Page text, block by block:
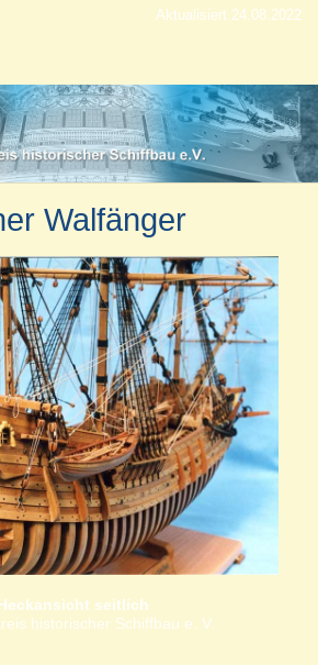
Aktualisiert 24.08.2022
Walfänger
seitlich
historischer Schiffbau e. V.